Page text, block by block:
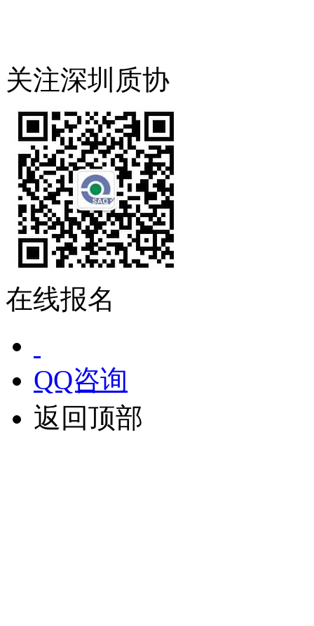
关注深圳质协
在线报名
QQ咨询
返回顶部